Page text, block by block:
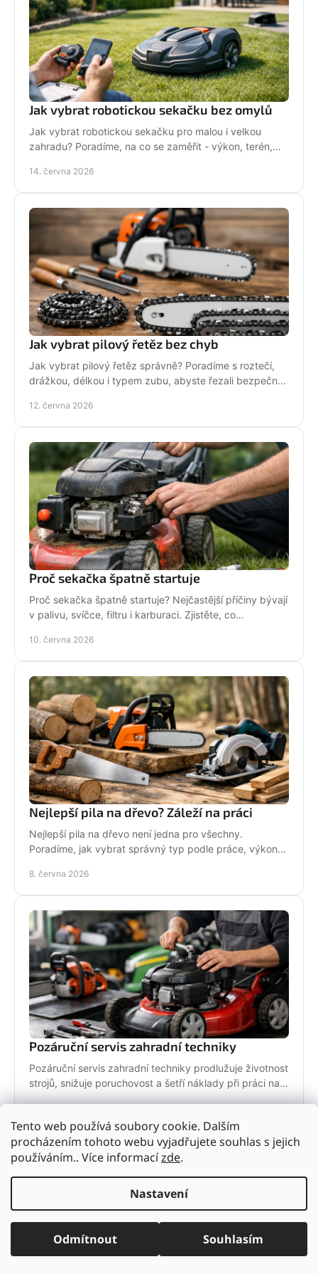
Tento web používá soubory cookie. Dalším
procházením tohoto webu vyjadřujete souhlas s jejich
používáním.. Více informacízde.
Nastavení
Odmítnout Souhlasím
Jak vybrat robotickou sekačku bez omylů
Jak vybrat robotickou sekačku pro malou i velkou
zahradu? Poradíme, na co se zaměřit - výkon, terén,
14. června 2026
Jak vybrat pilový řetěz bez chyb
Jak vybrat pilový řetěz správně? Poradíme s roztečí,
drážkou, délkou i typem zubu, abyste řezali bezpečně,
12. června 2026
Proč sekačka špatně startuje
Proč sekačka špatně startuje? Nejčastější příčiny bývají
v palivu, svíčce, filtru i karburaci. Zjistěte, co
10. června 2026
Nejlepší pila na dřevo? Záleží na práci
Nejlepší pila na dřevo není jedna pro všechny.
Poradíme, jak vybrat správný typ podle práce, výkonu,
8. června 2026
Pozáruční servis zahradní techniky
Pozáruční servis zahradní techniky prodlužuje životnost
strojů, snižuje poruchovost a šetří náklady při práci na
zahradě i v terénu.
6. června 2026